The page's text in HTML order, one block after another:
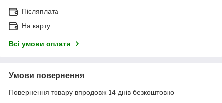
Післяплата
На карту
Всі умови оплати
Умови повернення
Повернення товару впродовж 14 днів безкоштовно